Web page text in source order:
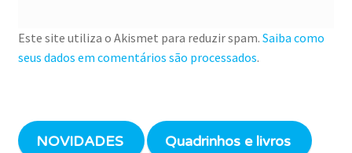
Este site utiliza o Akismet para reduzir spam. Saiba como
seus dados em comentários são processados.
NOVIDADES Quadrinhos e livros